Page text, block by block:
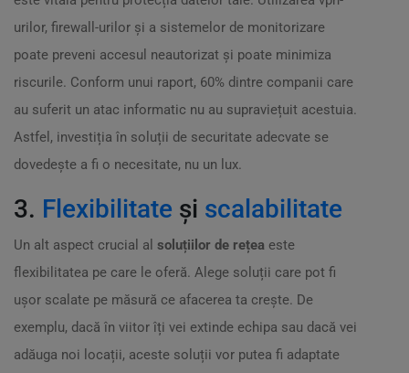
urilor, firewall-urilor și a sistemelor de monitorizare
poate preveni accesul neautorizat și poate minimiza
riscurile. Conform unui raport, 60% dintre companii care
au suferit un atac informatic nu au supraviețuit acestuia.
Astfel, investiția în soluții de securitate adecvate se
dovedește a fi o necesitate, nu un lux.
3. Flexibilitate și scalabilitate
Un alt aspect crucial al soluțiilor de rețea este
flexibilitatea pe care le oferă. Alege soluții care pot fi
ușor scalate pe măsură ce afacerea ta crește. De
exemplu, dacă în viitor îți vei extinde echipa sau dacă vei
adăuga noi locații, aceste soluții vor putea fi adaptate